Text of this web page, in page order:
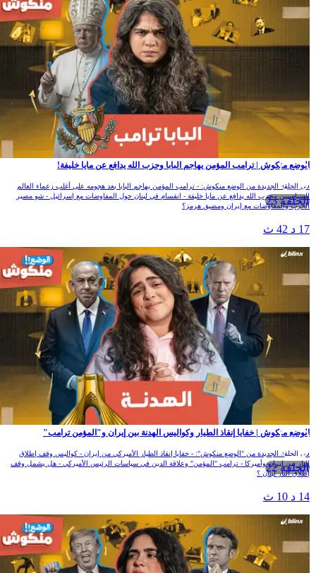
الحلقة 23
الوضع منكوش | ترامب المؤمن يهاجم البابا وحزب الله يدافع عن مايا خليفة!
في الحلقة الجديدة من الوضع منكوش: - ترامب المؤمن يهاجم البابا بعد هجومه على أغلب زعماء العالم
السياسيين - حزب الله يدافع عن مايا خليفة - انقسام في لبنان حول المفاوضات مع إسرائيل - شو مصير
الحرب والمفاوضات مع إيران ومضيق هرمز؟
17 د 42 ث
الحلقة 22
الوضع منكوش | خفايا إنقاذ الطيار وكواليس الهدنة بين إيران و"المؤمن ترامب"
في الحلقة الجديدة من "الوضع منكوش": - خفايا إنقاذ الطيار الأميركي من إيران - كواليس وقف إطلاق
النار بين إيران وأميركا - ترامب "المؤمن" وعلاقة الدين في سياسات الرئيس الأميركي - هل يشمل وقف
إطلاق النار لبنان ؟
14 د 10 ث